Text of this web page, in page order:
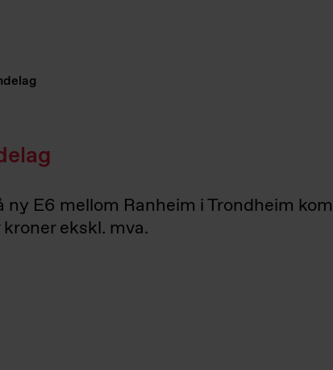
E6 mellom Ranheim i Trondheim
ekskl. mva.